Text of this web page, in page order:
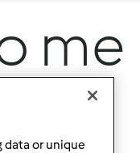
me
data or unique